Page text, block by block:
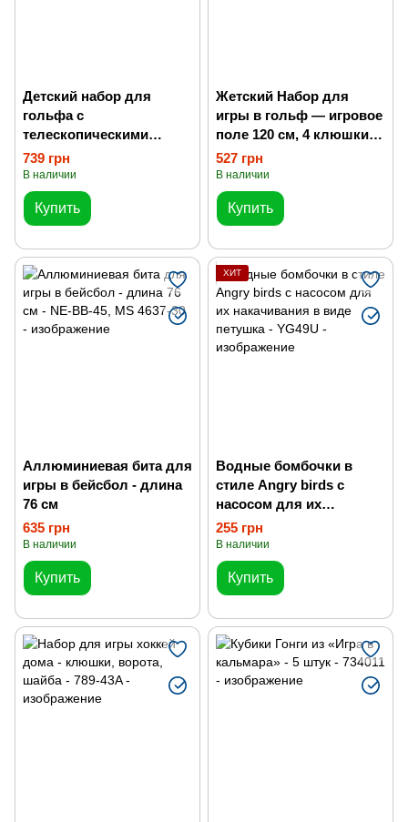
Детский набор для
гольфа с
телескопическими
клюшками и игровым
полем 165 см
739 грн
В наличии
Купить
Жетский Набор для
игры в гольф — игровое
поле 120 см, 4 клюшки и
7 мячей
527 грн
В наличии
Купить
Аллюминиевая бита для
игры в бейсбол - длина
76 см
635 грн
В наличии
Купить
ХИТ
Водные бомбочки в
стиле Angry birds с
насосом для их
накачивания в виде
петушка
255 грн
В наличии
Купить